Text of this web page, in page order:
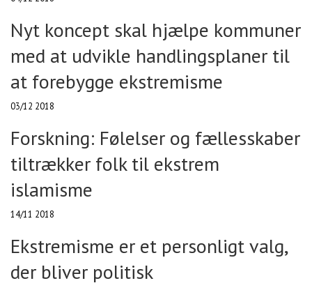
Nyt koncept skal hjælpe kommuner
med at udvikle handlingsplaner til
at forebygge ekstremisme
03/12 2018
Forskning: Følelser og fællesskaber
tiltrækker folk til ekstrem
islamisme
14/11 2018
Ekstremisme er et personligt valg,
der bliver politisk